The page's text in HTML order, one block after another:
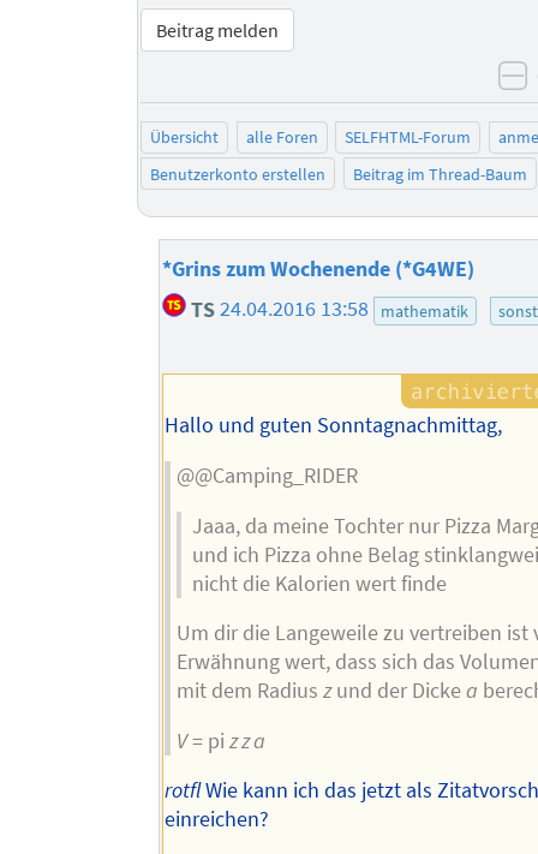
Beitrag melden
Übersicht alle Foren SELFHTML-Forum
Benutzerkonto erstellen
Beitrag im Thread-Baum
*Grins zum Wochenende (*G4WE)
TS24.04.2016 13:58 mathematik
Hallo und guten Sonntagnachmittag,
@@Camping_RIDER
Jaaa, da meine Tochter nur Pizza
und ich Pizza ohne Belag
nicht die Kalorien wert finde
Um dir die Langeweile zu vertreiben ist
Erwähnung wert, dass sich das
mit dem Radiuszund der Dickea
V= piz z a
rotflWie kann ich das jetzt als
einreichen?